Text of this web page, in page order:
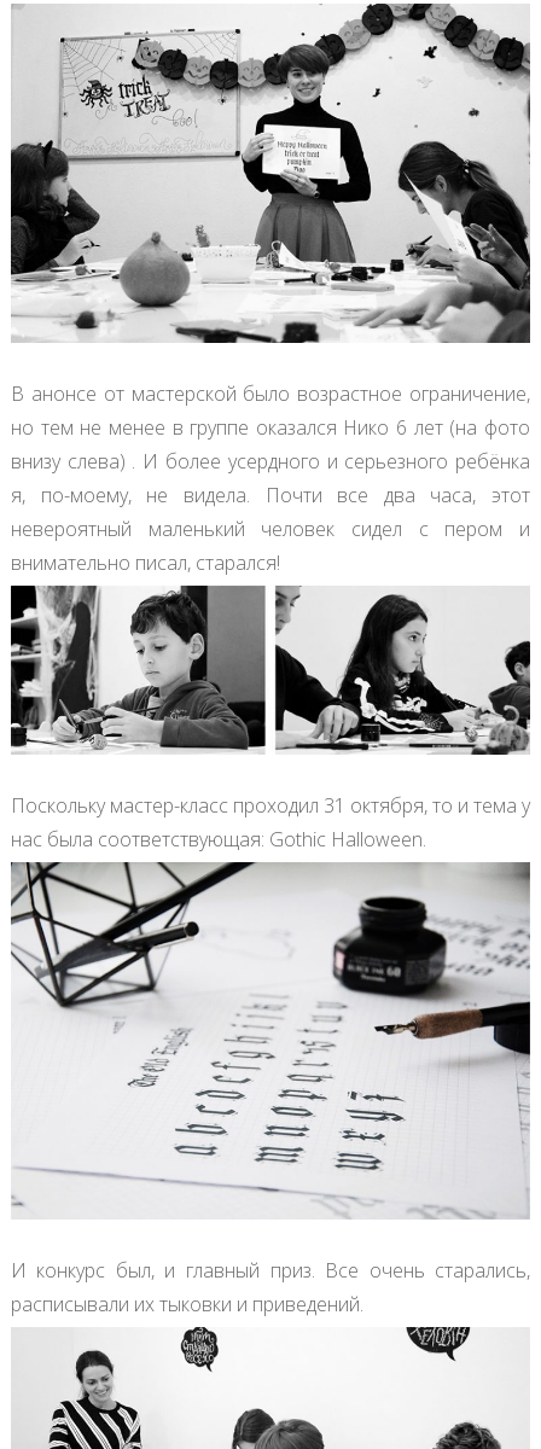
В анонсе от мастерской было возрастное ограничение,
но тем не менее в группе оказался Нико 6 лет (на фото
внизу слева) . И более усердного и серьезного ребёнка
я, по-моему, не видела. Почти все два часа, этот
невероятный маленький человек сидел с пером и
внимательно писал, старался!
Поскольку мастер-класс проходил 31 октября, то и тема у
нас была соответствующая: Gothic Halloween.
И конкурс был, и главный приз. Все очень старались,
расписывали их тыковки и приведений.